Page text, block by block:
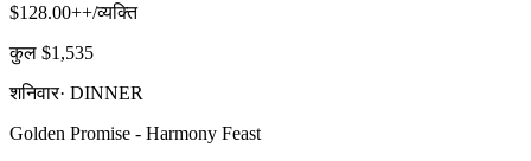
$128.00++/व्यक्ति
कुल $1,535
शनिवार· DINNER
Golden Promise - Harmony Feast